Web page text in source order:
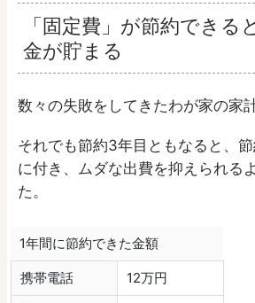
「固定費」が節約できる
金が貯まる
数々の失敗をしてきたわが家の家計
それでも節約3年目ともなると、
に付き、ムダな出費を抑えられる
た。
1年間に節約できた金額
携帯電話 12万円